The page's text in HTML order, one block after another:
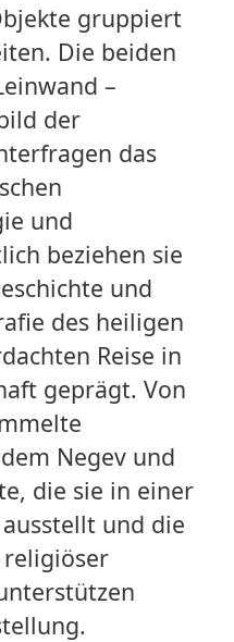
gruppiert
Die beiden
–
der
das
und
beziehen sie
und
des heiligen
Reise in
geprägt. Von
Negev und
die sie in einer
und die